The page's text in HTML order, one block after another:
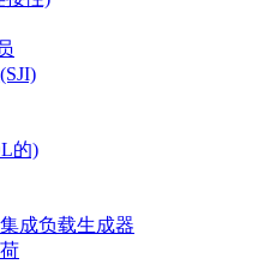
的)
成负载生成器